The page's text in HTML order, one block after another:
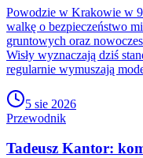
Powodzie w Krakowie w
walkę o bezpieczeństwo
gruntowych oraz
Wisły wyznaczają dziś
regularnie wymuszają
5 sie 2026
Przewodnik
Tadeusz Kantor: